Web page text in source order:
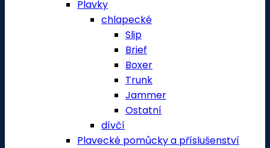
Plavky
chlapecké
Slip
Brief
Boxer
Trunk
Jammer
Ostatní
dívčí
Plavecké pomůcky a příslušenství